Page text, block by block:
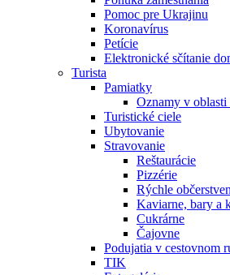
Pomoc pre Ukrajinu
Koronavírus
Petície
Elektronické sčítanie
Turista
Pamiatky
Oznamy v oblasti
Turistické ciele
Ubytovanie
Stravovanie
Reštaurácie
Pizzérie
Rýchle
Kaviarne, bary a
Cukrárne
Čajovne
Podujatia v cestovnom
TIK